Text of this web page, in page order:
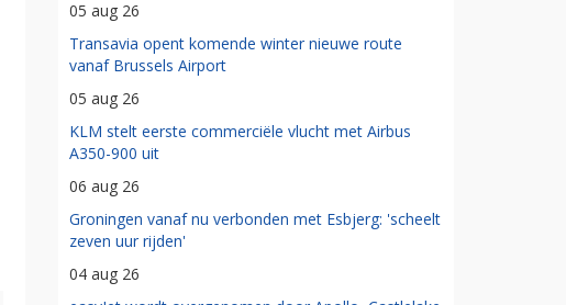
05 aug 26
Transavia opent komende winter nieuwe route
vanaf Brussels Airport
05 aug 26
KLM stelt eerste commerciële vlucht met Airbus
A350-900 uit
06 aug 26
Groningen vanaf nu verbonden met Esbjerg: 'scheelt
zeven uur rijden'
04 aug 26